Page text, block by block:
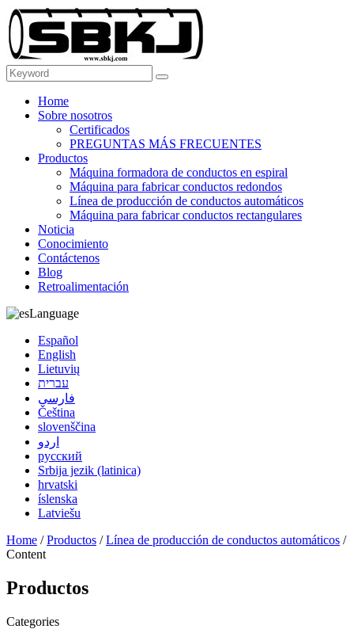
Home
Sobre nosotros
Certificados
PREGUNTAS MÁS FRECUENTES
Productos
Máquina formadora de conductos en espiral
Máquina para fabricar conductos redondos
Línea de producción de conductos automáticos
Máquina para fabricar conductos rectangulares
Noticia
Conocimiento
Contáctenos
Blog
Retroalimentación
Language
Español
English
Lietuvių
עברית
فارسی
Čeština
slovenščina
اردو
русский
Srbija jezik (latinica)
hrvatski
íslenska
Latviešu
Home /Productos /Línea de producción de conductos automáticos /
Content
Productos
Categories